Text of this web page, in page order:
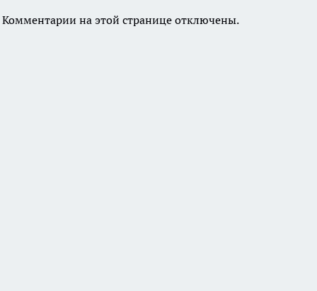
Комментарии на этой странице отключены.